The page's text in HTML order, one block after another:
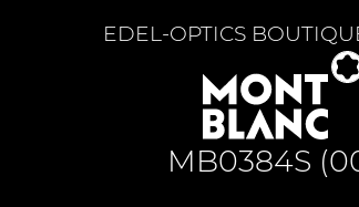
MB0384S
EDEL-OPTICS